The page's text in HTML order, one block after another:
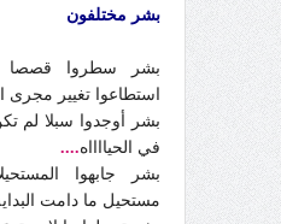
بشر مختلفون
بشر سطروا قصصا
استطاعوا تغيير مجرى
بشر أوجدوا سبلا لم
في الحيااااه....
بشر جابهوا
مستحيل ما دامت